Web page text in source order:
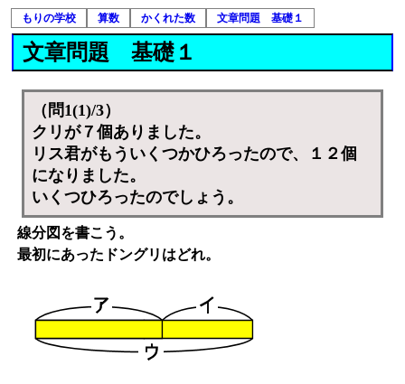
もりの学校 算数 かくれた数 文章問題 基礎１
文章問題 基礎１
（問1(1)/3）
クリが７個ありました。
リス君がもういくつかひろったので、１２個
になりました。
いくつひろったのでしょう。
線分図を書こう。
最初にあったドングリはどれ。